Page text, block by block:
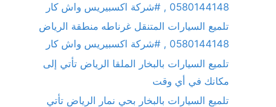
0580144148 , #شركة اكسبيريس واش كار
تلميع السيارات المتنقل غرناطه منطقة الرياض
0580144148 , #شركة اكسبيريس واش كار
تلميع السيارات بالبخار الملقا الرياض تأتي إلى
مكانك في أي وقت
تلميع السيارات بالبخار بحي نمار الرياض تأتي